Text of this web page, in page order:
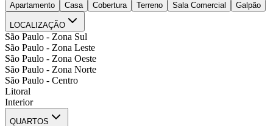
Apartamento
Casa Cobertura Terreno Sala Comercial Galpão
LOCALIZAÇÃO
São Paulo - Zona Sul
São Paulo - Zona Leste
São Paulo - Zona Oeste
São Paulo - Zona Norte
São Paulo - Centro
Litoral
Interior
QUARTOS